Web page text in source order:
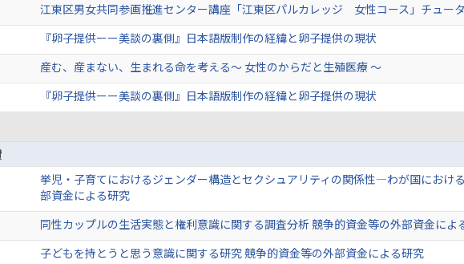
江東区男女共同参画推進センター講座「江東区パルカレッジ 女性コース」チュータ
『卵子提供ーー美談の裏側』日本語版制作の経緯と卵子提供の現状
産む、産まない、生まれる命を考える～ 女性のからだと生殖医療 ～
『卵子提供ーー美談の裏側』日本語版制作の経緯と卵子提供の現状
挙児・子育てにおけるジェンダー構造とセクシュアリティの関係性―わが国におけ
部資金による研究
同性カップルの生活実態と権利意識に関する調査分析 競争的資金等の外部資金によ
子どもを持とうと思う意識に関する研究 競争的資金等の外部資金による研究